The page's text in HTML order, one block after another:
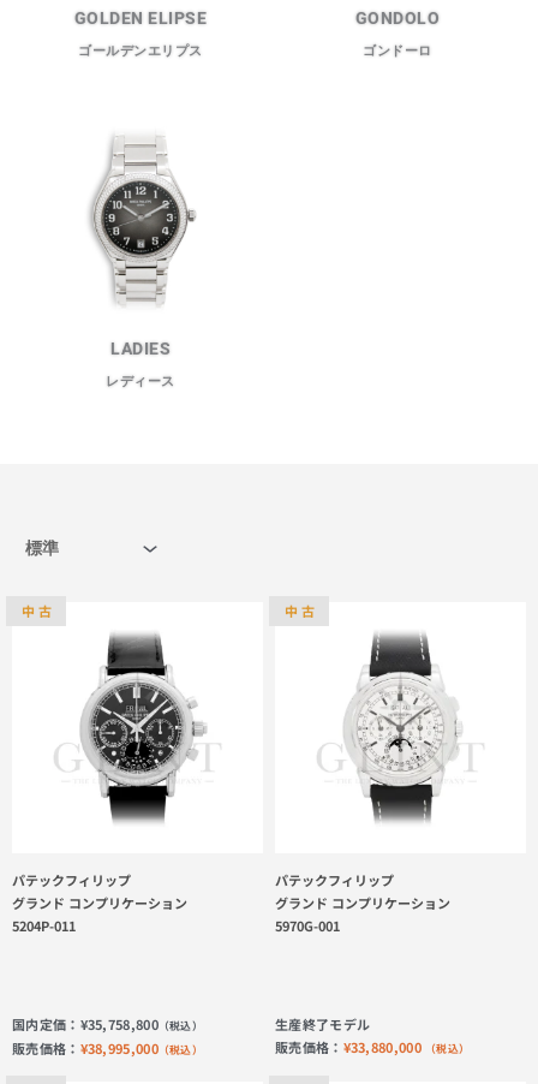
GOLDEN ELIPSE
ゴールデンエリプス
GONDOLO
ゴンドーロ
LADIES
レディース
中 古
パテックフィリップ
グランド コンプリケーション
5204P-011
国内定価： ¥35,758,800（税込）
販売価格： ¥38,995,000（税込）
中 古
パテックフィリップ
グランド コンプリケーション
5970G-001
生産終了モデル
販売価格： ¥33,880,000 （税込）